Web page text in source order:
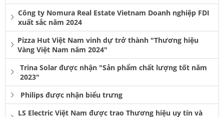
Công ty Nomura Real Estate Vietnam Doanh nghiệp FDI
xuất sắc năm 2024
Pizza Hut Việt Nam vinh dự trở thành "Thương hiệu
Vàng Việt Nam năm 2024"
Trina Solar được nhận "Sản phẩm chất lượng tốt năm
2023"
Philips được nhận biểu trưng
LS Electric Việt Nam được trao Thương hiệu uy tín và